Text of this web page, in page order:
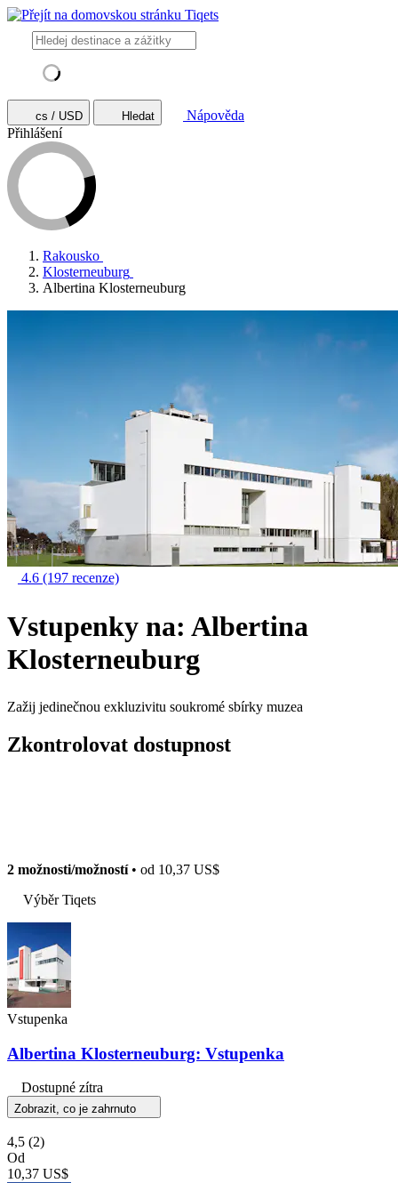
cs / USD Hledat
Nápověda
Přihlášení
Rakousko
Klosterneuburg
Albertina Klosterneuburg
4.6 (197 recenze)
Vstupenky na: Albertina
Klosterneuburg
Zažij jedinečnou exkluzivitu soukromé sbírky muzea
Zkontrolovat dostupnost
2 možnosti/možností• od 10,37 US$
Výběr Tiqets
Vstupenka
Albertina Klosterneuburg: Vstupenka
Dostupné zítra
Zobrazit, co je zahrnuto
4,5 (2)
Od
10,37 US$